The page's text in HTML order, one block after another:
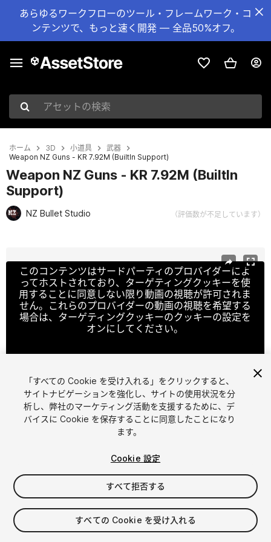
あらゆるワークフローのツール・フレームワーク・コ
ンテンツで、もっと速く開発 — 全品50%オフ。
アセットの検索
ホーム 3D 小道具
武器
Weapon NZ Guns - KR 7.92M (BuiltIn Support)
Weapon NZ Guns - KR 7.92M (BuiltIn
Support)
NZ Bullet Studio （評価数が不足しています）
このコンテンツはサードパーティのプロバイダーによ
ってホストされており、ターゲティングクッキーを使
用することに同意しない限り動画の視聴が許可されま
せん。これらのプロバイダーの動画の視聴を希望する
場合は、ターゲティングクッキーのクッキーの設定を
オンにしてください。
クッキーの設定
1/10
$24
消費税は決済時に計算されます
「すべての Cookie を受け入れる」をクリックすると、
サイトナビゲーションを強化し、サイトの使用状況を分
析し、弊社のマーケティング活動を支援するために、デ
バイスに Cookie を保存することに同意したことになり
ます。
Cookie 設定
すべて拒否する
すべての Cookie を受け入れる